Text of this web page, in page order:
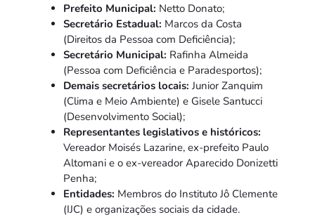
Prefeito Municipal: Netto Donato;
Secretário Estadual: Marcos da Costa
(Direitos da Pessoa com Deficiência);
Secretário Municipal: Rafinha Almeida
(Pessoa com Deficiência e Paradesportos);
Demais secretários locais: Junior Zanquim
(Clima e Meio Ambiente) e Gisele Santucci
(Desenvolvimento Social);
Representantes legislativos e históricos:
Vereador Moisés Lazarine, ex-prefeito Paulo
Altomani e o ex-vereador Aparecido Donizetti
Penha;
Entidades: Membros do Instituto Jô Clemente
(IJC) e organizações sociais da cidade.